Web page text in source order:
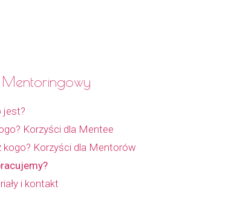
jest?
Korzyści dla Mentee
kogo? Korzyści dla Mentorów
i kontakt